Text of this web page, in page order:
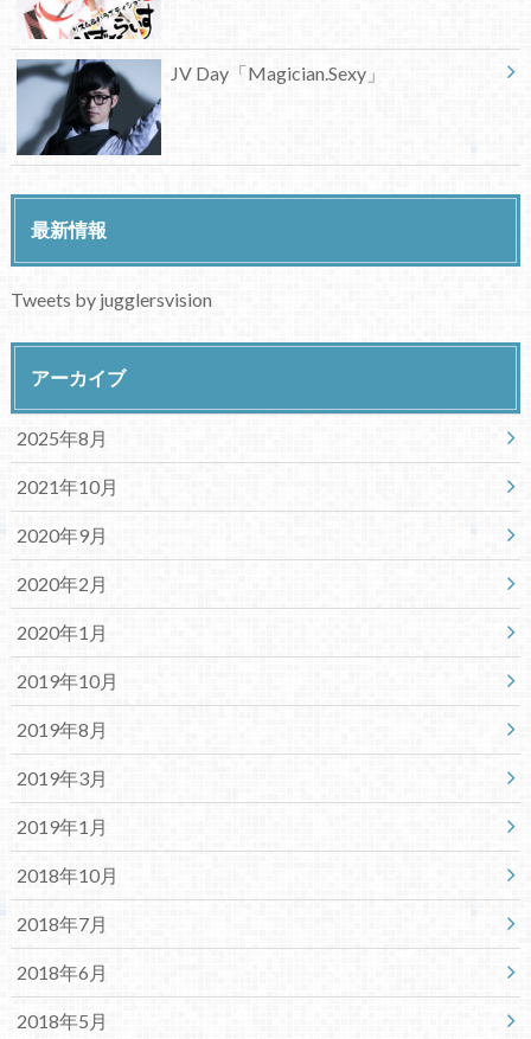
JV Day「Magician.Sexy」
最新情報
Tweets by jugglersvision
アーカイブ
2025年8月
2021年10月
2020年9月
2020年2月
2020年1月
2019年10月
2019年8月
2019年3月
2019年1月
2018年10月
2018年7月
2018年6月
2018年5月